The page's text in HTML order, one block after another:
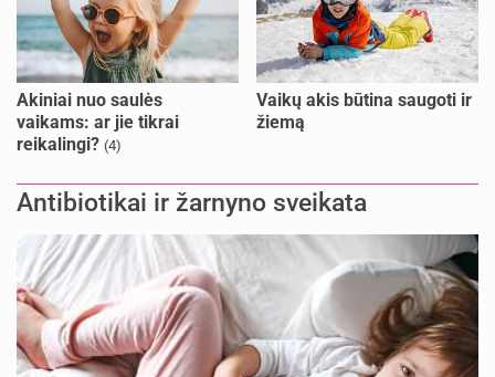
Akiniai nuo saulės
vaikams: ar jie tikrai
reikalingi? (4)
Vaikų akis būtina saugoti ir
žiemą
Antibiotikai ir žarnyno sveikata